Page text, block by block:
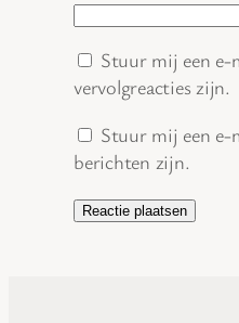
Stuur mij een e-
vervolgreacties zijn.
Stuur mij een e-
berichten zijn.